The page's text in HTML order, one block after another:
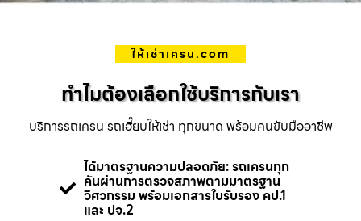
ให้เช่าเครน.com
ทำไมต้องเลือกใช้บริการกับเรา
บริการรถเครน รถเฮี๊ยบให้เช่า ทุกขนาด พร้อมคนขับมืออาชีพ
ได้มาตรฐานความปลอดภัย: รถเครนทุก
คันผ่านการตรวจสภาพตามมาตรฐาน
วิศวกรรม พร้อมเอกสารใบรับรอง คป.1
และ ปจ.2